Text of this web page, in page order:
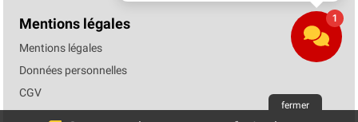
Mentions légales
Mentions légales
Données personnelles
CGV
fermer